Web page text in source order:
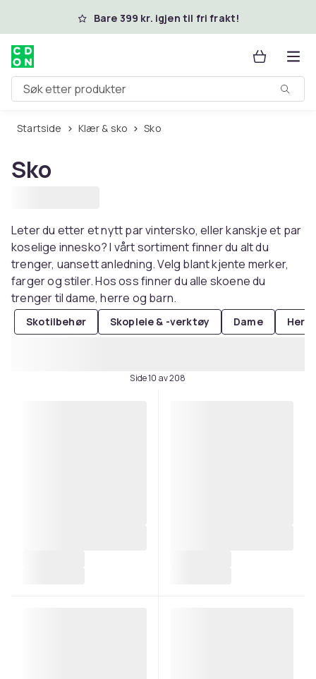
Hopp til hovedinnholdBare 399 kr. igjen til fri frakt!
Søk etter produkter
Startside Klær & sko Sko
Sko
Leter du etter et nytt par vintersko, eller kanskje et par
koselige innesko? I vårt sortiment finner du alt du
trenger, uansett anledning. Velg blant kjente merker,
farger og stiler. Hos oss finner du alle skoene du
trenger til dame, herre og barn.
Skotilbehør Skopleie & -verktøy Dame
Side 10 av 208